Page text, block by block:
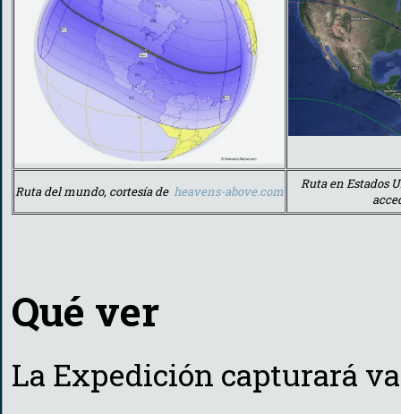
Ruta del mundo, cortesía de heavens-above.com
Ruta en Estados
Qué ver
La Expedición capturará